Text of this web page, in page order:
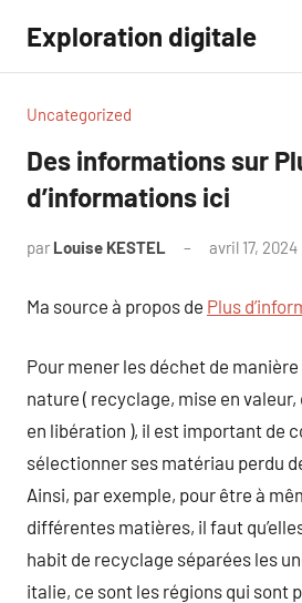
contenu
Exploration digitale
Uncategorized
Des informations sur
d’informations ici
par Louise KESTEL avril 17, 2024
Ma source à propos de Plus
Pour mener les déchet de
nature ( recyclage, mise en
en libération ), il est important de
sélectionner ses matériau perdu
Ainsi, par exemple, pour être à
différentes matières, il faut
habit de recyclage séparées les
italie, ce sont les régions qui sont